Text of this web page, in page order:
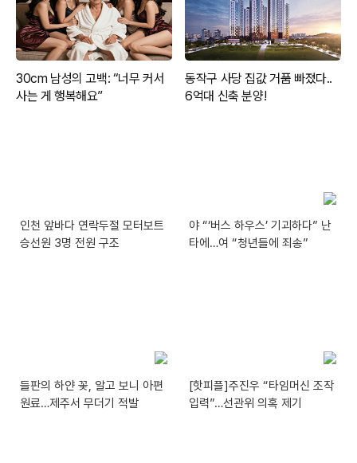
인천 앞바다 연락두절 모터보트
승선원 3명 전원 구조
야 “‘버스 하우스’ 기괴하다” 난
타에…여 “청년들에 죄송”
들판의 하얀 꽃, 알고 보니 아편
원료…제주서 무더기 적발
[핫피플]주진우 “타임머신 조작
입력”…선관위 의혹 제기